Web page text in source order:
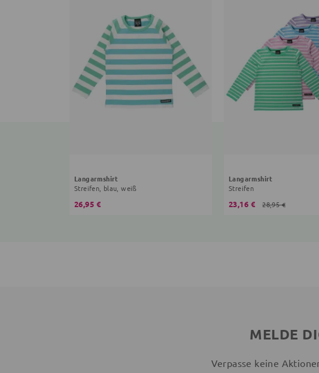
Langarmshirt
Streifen, blau, weiß
26,95 €
Langarmshirt
Streifen
23,16 € 28,95 €
MELDE
Verpasse keine